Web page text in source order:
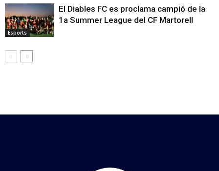
Esports
El Diables FC es proclama campió de la
1a Summer League del CF Martorell